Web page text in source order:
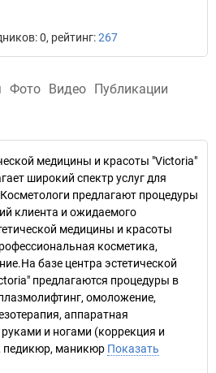
0, рейтинг:267
Фото Видео Публикации
медицины и красоты "Victoria"
широкий спектр услуг для
предлагают процедуры
клиента и ожидаемого
медицины и красоты
косметика,
базе центра эстетической
предлагаются процедуры в
омоложение,
аппаратная
и ногами (коррекция и
педикюр, маникюр Показать